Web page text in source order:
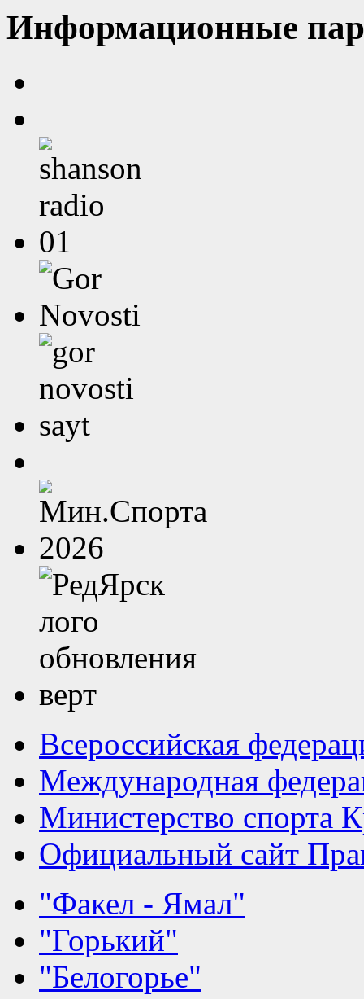
Информационные
Всероссийская
Международная
Министерство спорта
Официальный сайт
"Факел - Ямал"
"Горький"
"Белогорье"